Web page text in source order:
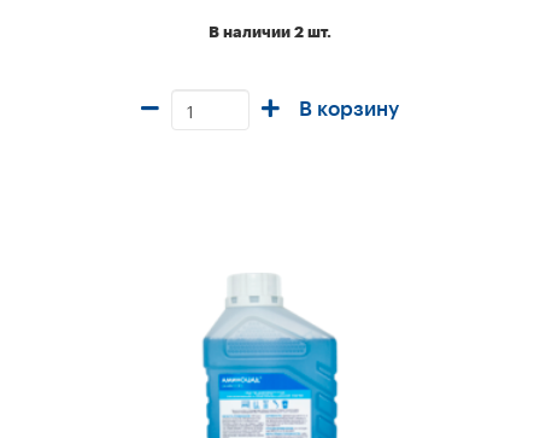
В наличии 2 шт.
В корзину